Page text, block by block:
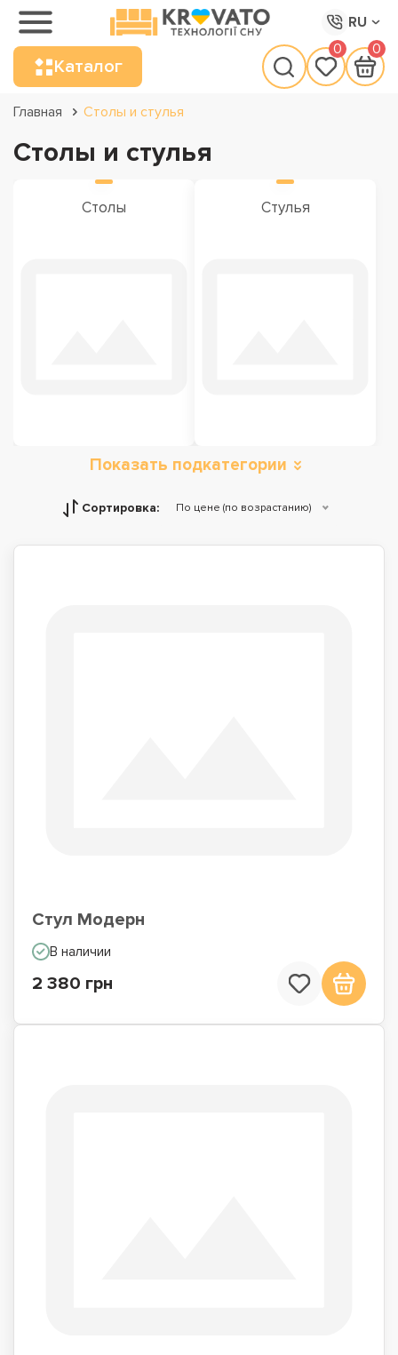
RU
Каталог
0 0
Главная Столы и стулья
Столы и стулья
Столы Стулья
Показать подкатегории
Сортировка: По цене (по возрастанию)
Стул Модерн
В наличии
2 380 грн